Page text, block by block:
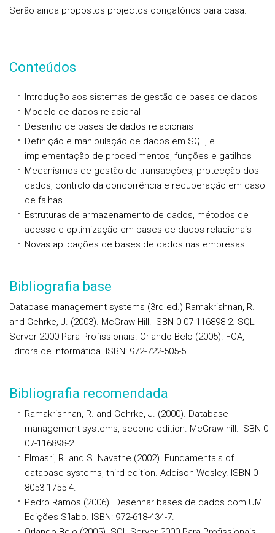
Serão ainda propostos projectos obrigatórios para casa.
Conteúdos
Introdução aos sistemas de gestão de bases de dados
Modelo de dados relacional
Desenho de bases de dados relacionais
Definição e manipulação de dados em SQL, e
implementação de procedimentos, funções e gatilhos
Mecanismos de gestão de transacções, protecção dos
dados, controlo da concorrência e recuperação em caso
de falhas
Estruturas de armazenamento de dados, métodos de
acesso e optimização em bases de dados relacionais
Novas aplicações de bases de dados nas empresas
Bibliografia base
Database management systems (3rd ed.) Ramakrishnan, R.
and Gehrke, J. (2003). McGraw-Hill. ISBN 0-07-116898-2. SQL
Server 2000 Para Profissionais. Orlando Belo (2005). FCA,
Editora de Informática. ISBN: 972-722-505-5.
Bibliografia recomendada
Ramakrishnan, R. and Gehrke, J. (2000). Database
management systems, second edition. McGraw-hill. ISBN 0-
07-116898-2.
Elmasri, R. and S. Navathe (2002). Fundamentals of
database systems, third edition. Addison-Wesley. ISBN 0-
8053-1755-4.
Pedro Ramos (2006). Desenhar bases de dados com UML.
Edições Sílabo. ISBN: 972-618-434-7.